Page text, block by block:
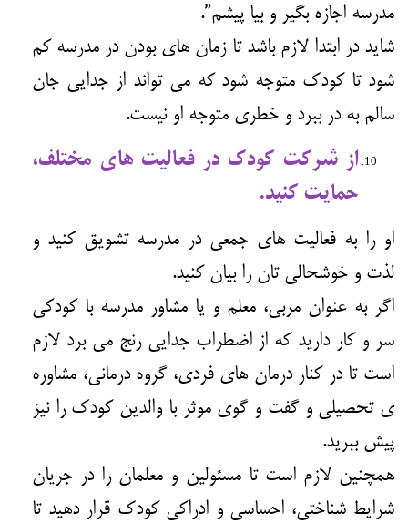
مدرسه اجازه بگیر و بیا پیشم”.
شاید در ابتدا لازم باشد تا زمان های بودن در مدرسه کم
شود تا کودک متوجه شود که می تواند از جدایی جان
سالم به در ببرد و خطری متوجه او نیست.
از شرکت کودک در فعالیت های مختلف،
حمایت کنید.
او را به فعالیت های جمعی در مدرسه تشویق کنید و
لذت و خوشحالی تان را بیان کنید.
اگر به عنوان مربی، معلم و یا مشاور مدرسه با کودکی
سر و کار دارید که از اضطراب جدایی رنج می برد لازم
است تا در کنار درمان های فردی، گروه درمانی، مشاوره
ی تحصیلی و گفت و گوی موثر با والدین کودک را نیز
پیش ببرید.
همچنین لازم است تا مسئولین و معلمان را در جریان
شرایط شناختی، احساسی و ادراکی کودک قرار دهید تا